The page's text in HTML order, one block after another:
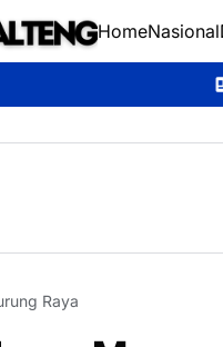
HomeNasional
*Universitas
Raya